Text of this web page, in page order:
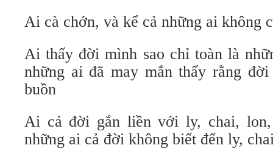
Ai cà chớn, và kể cả những ai không
Ai thấy đời mình sao chỉ toàn là
những ai đã may mắn thấy rằng
buồn
Ai cả đời gắn liền với ly, chai,
những ai cả đời không biết đến ly,